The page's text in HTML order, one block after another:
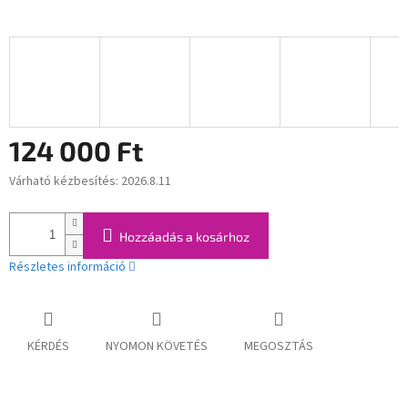
124 000 Ft
Egységár:
Várható kézbesítés: 2026.8.11
Hozzáadás a kosárhoz
Részletes információ
KÉRDÉS NYOMON KÖVETÉS MEGOSZTÁS